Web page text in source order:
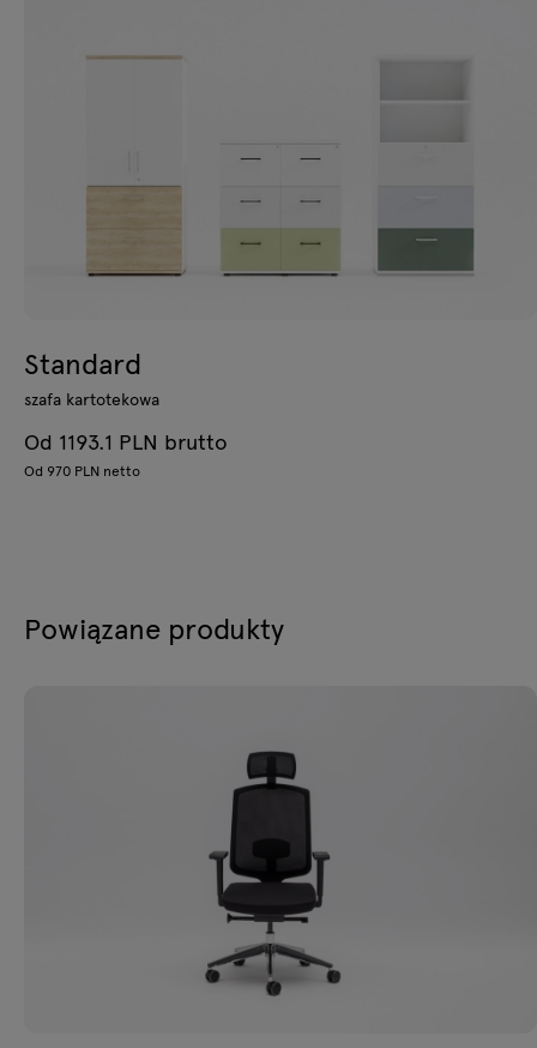
Standard
szafa kartotekowa
Od 1193.1 PLN brutto
Od 970 PLN netto
Powiązane produkty